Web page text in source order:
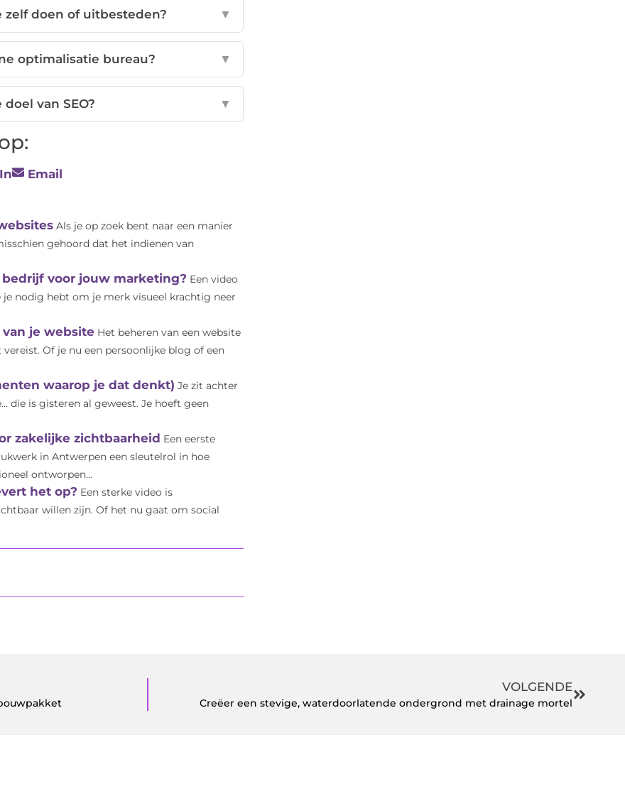
doen of uitbesteden? ▼
optimalisatie bureau? ▼
van SEO? ▼
Email
Als je op zoek bent naar een manier
gehoord dat het indienen van
voor jouw marketing? Een video
nodig hebt om je merk visueel krachtig neer
je website Het beheren van een website
Of je nu een persoonlijke blog of een
waarop je dat denkt) Je zit achter
die is gisteren al geweest. Je hoeft geen
zakelijke zichtbaarheid Een eerste
in Antwerpen een sleutelrol in hoe
ontworpen...
het op? Een sterke video is
willen zijn. Of het nu gaat om social
VOLGENDE
Creëer een stevige, waterdoorlatende ondergrond met drainage mortel